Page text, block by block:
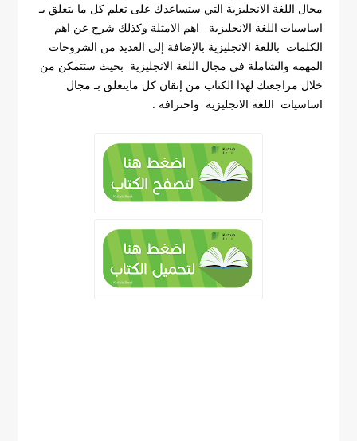
مجال اللغة الانجليزية التي ستساعدك على تعلم كل ما يتعلق بـ
اساسيات اللغة الانجليزية اهم الامثلة وكذلك شرح عن اهم
الكلمات باللغة الانجليزية بالإضافة إلى العديد من الشروحات
المهمه والشاملة في مجال اللغة الانجليزية بحيث ستتمكن من
خلال مراجعتك لهذا الكتاب من إتقان كل مايتعلق بـ مجال
اساسيات اللغة الانجليزية واحترافه .